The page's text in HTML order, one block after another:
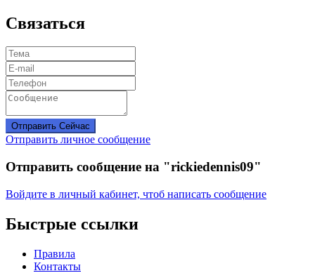
Связаться
Отправить Сейчас
Отправить личное сообщение
Отправить сообщение на "rickiedennis09"
Войдите в личный кабинет, чтоб написать сообщение
Быстрые ссылки
Правила
Контакты